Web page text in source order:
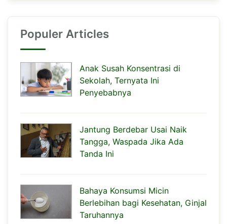
Populer Articles
Anak Susah Konsentrasi di
Sekolah, Ternyata Ini
Penyebabnya
Jantung Berdebar Usai Naik
Tangga, Waspada Jika Ada
Tanda Ini
Bahaya Konsumsi Micin
Berlebihan bagi Kesehatan, Ginjal
Taruhannya